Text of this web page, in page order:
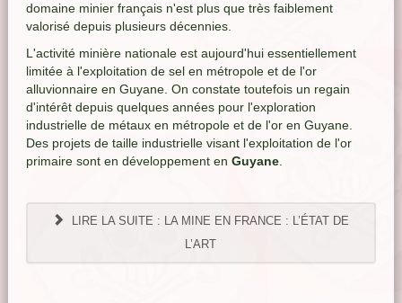
domaine minier français n'est plus que très faiblement
valorisé depuis plusieurs décennies.
L'activité minière nationale est aujourd'hui essentiellement
limitée à l'exploitation de sel en métropole et de l'or
alluvionnaire en Guyane. On constate toutefois un regain
d'intérêt depuis quelques années pour l'exploration
industrielle de métaux en métropole et de l'or en Guyane.
Des projets de taille industrielle visant l'exploitation de l'or
primaire sont en développement en Guyane.
LIRE LA SUITE : LA MINE EN FRANCE : L’ÉTAT DE
L’ART